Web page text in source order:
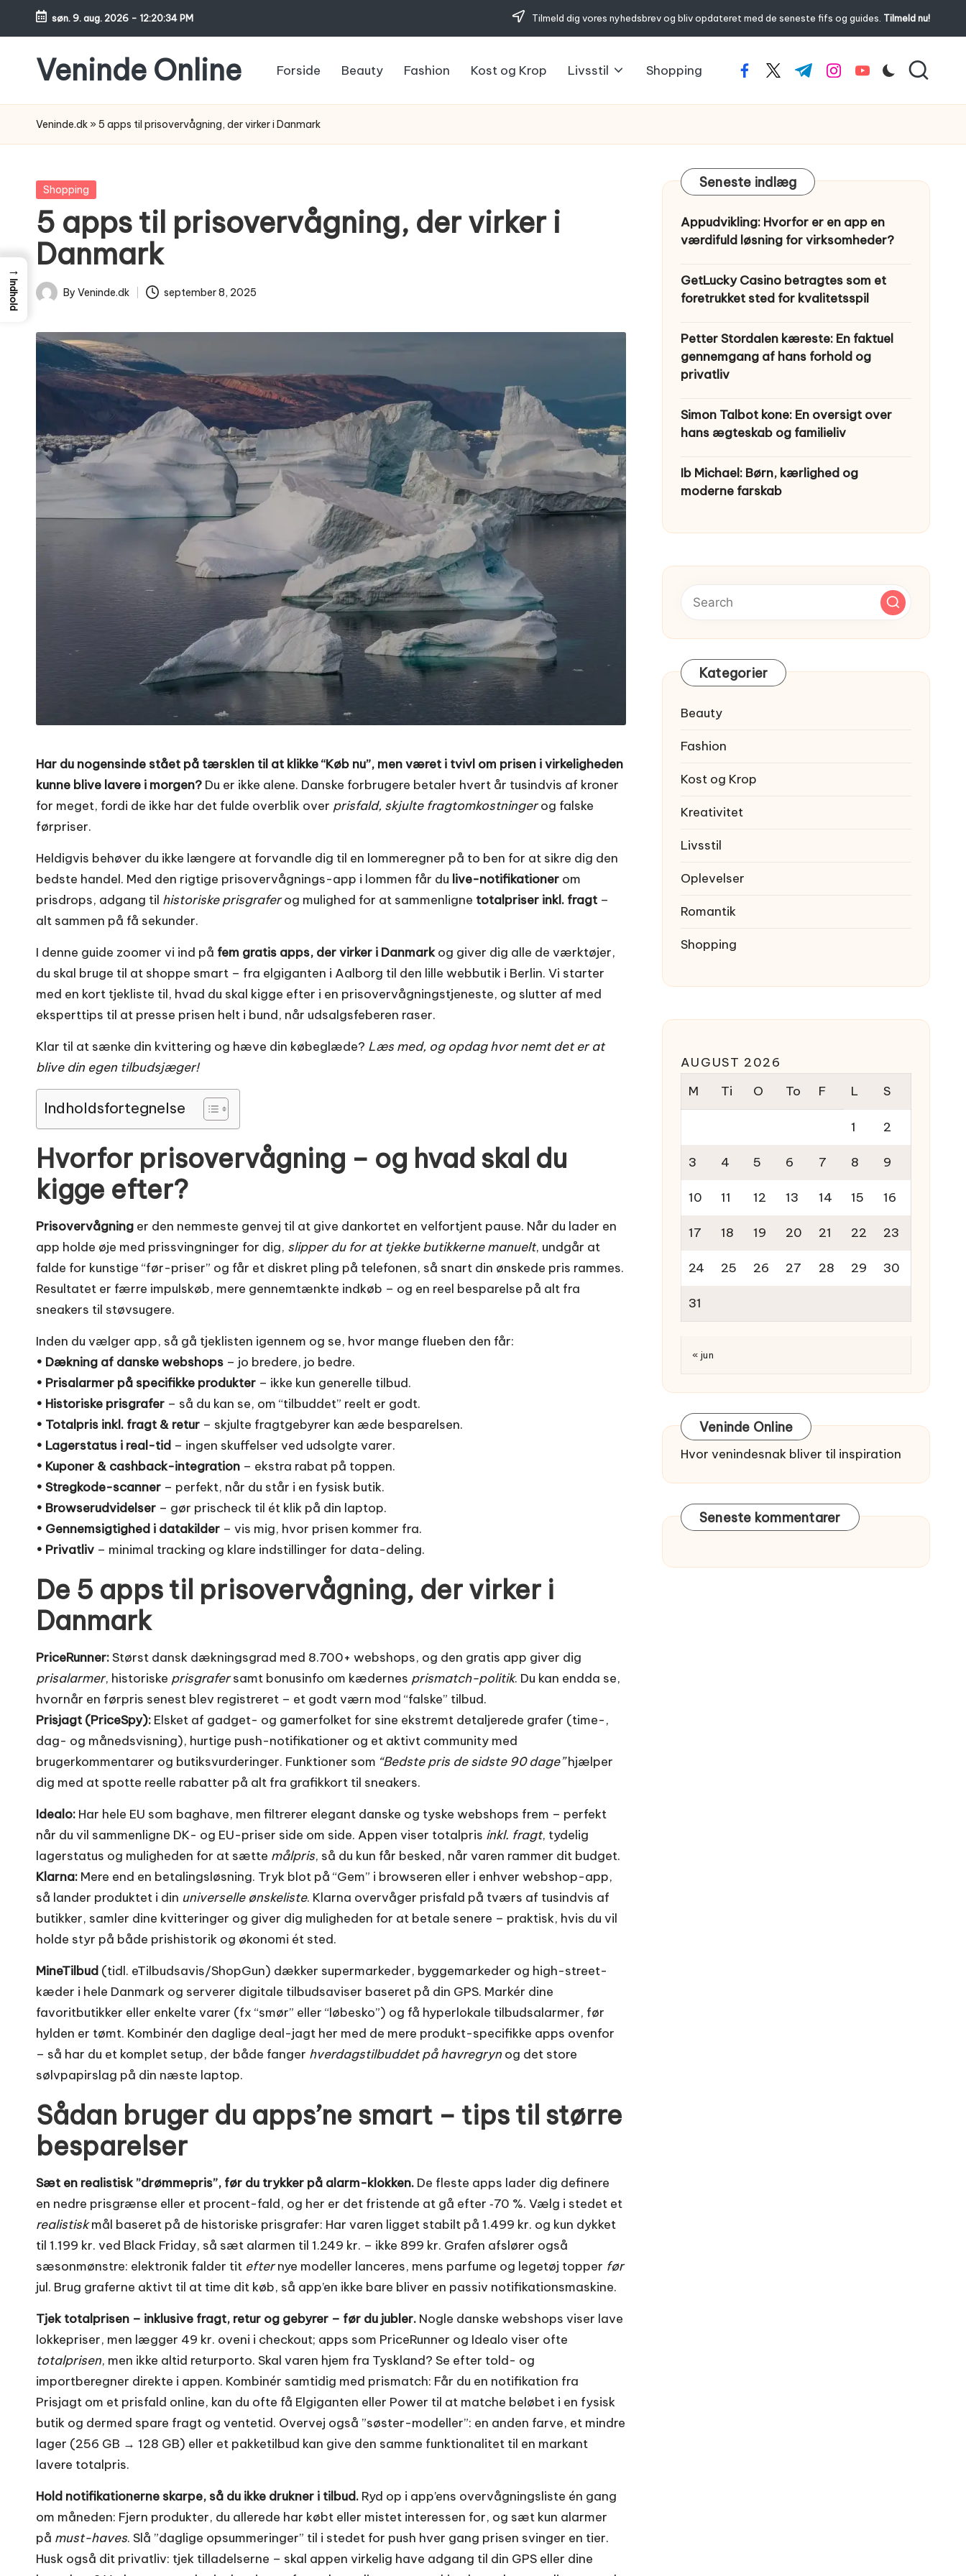
Skip
content
søn. 9. aug. 2026 - 12:20:35 PM Tilmeld dig vores nyhedsbrev og bliv opdateret med de seneste fifs og guides. Tilmeld nu!
Veninde Online
venindesnak
bliver
inspiration
Forside Beauty Fashion Kost og Krop Livsstil Shopping facebook.com
twitter.com
t.me instagram.com
youtube.com
Veninde.dk » 5 apps til prisovervågning, der virker i Danmark
Posted
Shopping
5 apps til prisovervågning, der virker i
Danmark
Posted
By Veninde.dk september 8, 2025
Har du nogensinde stået på tærsklen til at klikke “Køb nu”, men været i tvivl om prisen i virkeligheden
kunne blive lavere i morgen? Du er ikke alene. Danske forbrugere betaler hvert år tusindvis af kroner
for meget, fordi de ikke har det fulde overblik over prisfald, skjulte fragtomkostningerog falske
førpriser.
Heldigvis behøver du ikke længere at forvandle dig til en lommeregner på to ben for at sikre dig den
bedste handel. Med den rigtige prisovervågnings-app i lommen får du live-notifikationer om
prisdrops, adgang til historiske prisgraferog mulighed for at sammenligne totalpriser inkl. fragt –
alt sammen på få sekunder.
I denne guide zoomer vi ind på fem gratis apps, der virker i Danmarkog giver dig alle de værktøjer,
du skal bruge til at shoppe smart – fra elgiganten i Aalborg til den lille webbutik i Berlin. Vi starter
med en kort tjekliste til, hvad du skal kigge efter i en prisovervågningstjeneste, og slutter af med
eksperttips til at presse prisen helt i bund, når udsalgsfeberen raser.
Klar til at sænke din kvittering og hæve din købeglæde? Læs med, og opdag hvor nemt det er at
blive din egen tilbudsjæger!
Indholdsfortegnelse
Hvorfor prisovervågning – og hvad skal du
kigge efter?
Prisovervågning er den nemmeste genvej til at give dankortet en velfortjent pause. Når du lader en
app holde øje med prissvingninger for dig, slipper du for at tjekke butikkerne manuelt, undgår at
falde for kunstige “før-priser” og får et diskret pling på telefonen, så snart din ønskede pris rammes.
Resultatet er færre impulskøb, mere gennemtænkte indkøb – og en reel besparelse på alt fra
sneakers til støvsugere.
Inden du vælger app, så gå tjeklisten igennem og se, hvor mange flueben den får:
• Dækning af danske webshops – jo bredere, jo bedre.
• Prisalarmer på specifikke produkter – ikke kun generelle tilbud.
• Historiske prisgrafer – så du kan se, om “tilbuddet” reelt er godt.
• Totalpris inkl. fragt & retur – skjulte fragtgebyrer kan æde besparelsen.
• Lagerstatus i real-tid – ingen skuffelser ved udsolgte varer.
• Kuponer & cashback-integration – ekstra rabat på toppen.
• Stregkode-scanner – perfekt, når du står i en fysisk butik.
• Browserudvidelser – gør prischeck til ét klik på din laptop.
• Gennemsigtighed i datakilder – vis mig, hvor prisen kommer fra.
• Privatliv – minimal tracking og klare indstillinger for data-deling.
De 5 apps til prisovervågning, der virker i
Danmark
PriceRunner:Størst dansk dækningsgrad med 8.700+ webshops, og den gratis app giver dig
prisalarmer, historiske prisgrafersamt bonusinfo om kædernes prismatch-politik. Du kan endda se,
hvornår en førpris senest blev registreret – et godt værn mod “falske” tilbud.
Prisjagt (PriceSpy): Elsket af gadget- og gamerfolket for sine ekstremt detaljerede grafer (time-,
dag- og månedsvisning), hurtige push-notifikationer og et aktivt community med
brugerkommentarer og butiksvurderinger. Funktioner som “Bedste pris de sidste 90 dage”hjælper
dig med at spotte reelle rabatter på alt fra grafikkort til sneakers.
Idealo: Har hele EU som baghave, men filtrerer elegant danske og tyske webshops frem – perfekt
når du vil sammenligne DK- og EU-priser side om side. Appen viser totalpris inkl. fragt, tydelig
lagerstatus og muligheden for at sætte målpris, så du kun får besked, når varen rammer dit budget.
Klarna: Mere end en betalingsløsning. Tryk blot på “Gem” i browseren eller i enhver webshop-app,
så lander produktet i din universelle ønskeliste. Klarna overvåger prisfald på tværs af tusindvis af
butikker, samler dine kvitteringer og giver dig muligheden for at betale senere – praktisk, hvis du vil
holde styr på både prishistorik og økonomi ét sted.
MineTilbud (tidl. eTilbudsavis/ShopGun) dækker supermarkeder, byggemarkeder og high-street-
kæder i hele Danmark og serverer digitale tilbudsaviser baseret på din GPS. Markér dine
favoritbutikker eller enkelte varer (fx “smør” eller “løbesko”) og få hyperlokale tilbudsalarmer, før
hylden er tømt. Kombinér den daglige deal-jagt her med de mere produkt-specifikke apps ovenfor
– så har du et komplet setup, der både fanger hverdagstilbuddet på havregryn og det store
sølvpapirslag på din næste laptop.
Sådan bruger du apps’ne smart – tips til større
besparelser
Sæt en realistisk ”drømmepris”, før du trykker på alarm-klokken. De fleste apps lader dig definere
en nedre prisgrænse eller et procent-fald, og her er det fristende at gå efter ‑70 %. Vælg i stedet et
realistiskmål baseret på de historiske prisgrafer: Har varen ligget stabilt på 1.499 kr. og kun dykket
til 1.199 kr. ved Black Friday, så sæt alarmen til 1.249 kr. – ikke 899 kr. Grafen afslører også
sæsonmønstre: elektronik falder tit efternye modeller lanceres, mens parfume og legetøj topper før
jul. Brug graferne aktivt til at time dit køb, så app’en ikke bare bliver en passiv notifikationsmaskine.
Tjek totalprisen – inklusive fragt, retur og gebyrer – før du jubler. Nogle danske webshops viser lave
lokkepriser, men lægger 49 kr. oveni i checkout; apps som PriceRunner og Idealo viser ofte
totalprisen, men ikke altid returporto. Skal varen hjem fra Tyskland? Se efter told- og
importberegner direkte i appen. Kombinér samtidig med prismatch: Får du en notifikation fra
Prisjagt om et prisfald online, kan du ofte få Elgiganten eller Power til at matche beløbet i en fysisk
butik og dermed spare fragt og ventetid. Overvej også ”søster-modeller”: en anden farve, et mindre
lager (256 GB → 128 GB) eller et pakketilbud kan give den samme funktionalitet til en markant
lavere totalpris.
Hold notifikationerne skarpe, så du ikke drukner i tilbud. Ryd op i app’ens overvågningsliste én gang
om måneden: Fjern produkter, du allerede har købt eller mistet interessen for, og sæt kun alarmer
på must-haves. Slå ”daglige opsummeringer” til i stedet for push hver gang prisen svinger en tier.
Husk også dit privatliv: tjek tilladelserne – skal appen virkelig have adgang til din GPS eller dine
Seneste indlæg
Appudvikling: Hvorfor er en app en
værdifuld løsning for virksomheder?
GetLucky Casino betragtes som et
foretrukket sted for kvalitetsspil
Petter Stordalen kæreste: En faktuel
gennemgang af hans forhold og
privatliv
Simon Talbot kone: En oversigt over
hans ægteskab og familieliv
Ib Michael: Børn, kærlighed og
moderne farskab
Kategorier
Beauty
Fashion
Kost og Krop
Kreativitet
Livsstil
Oplevelser
Romantik
Shopping
AUGUST 2026
M
Ti O To F L S
1 2
3 4 5 6 7 8 9
10 11 12 13 14 15 16
17 18 19 20 21 22 23
24 25 26 27 28 29 30
31
« jun
Veninde Online
Hvor venindesnak bliver til inspiration
Seneste kommentarer
→
Indhold